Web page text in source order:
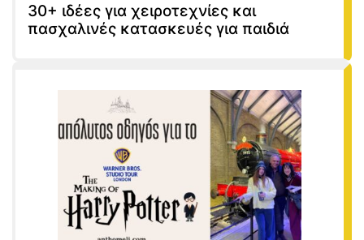
30+ ιδέες για χειροτεχνίες και
πασχαλινές κατασκευές για παιδιά